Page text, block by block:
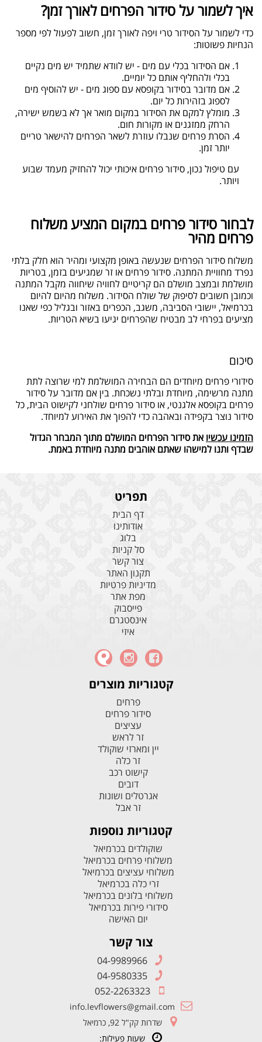
איך לשמור על סידור הפרחים לאורך זמן?
כדי לשמור על הסידור טרי ויפה לאורך זמן, חשוב לפעול לפי מספר
הנחיות פשוטות:
אם הסידור בכלי עם מים - יש לוודא שתמיד יש מים נקיים
בכלי ולהחליף אותם כל יומיים.
אם מדובר בסידור בקופסא עם ספוג מים - יש להוסיף מים
לספוג בזהירות כל יום.
מומלץ למקם את הסידור במקום מואר אך לא בשמש ישירה,
הרחק ממזגנים או מקורות חום.
הסרת פרחים שנבלו עוזרת לשאר הפרחים להישאר טריים
יותר זמן.
עם טיפול נכון, סידור פרחים איכותי יכול להחזיק מעמד שבוע
ויותר.
לבחור סידור פרחים במקום המציע משלוח
פרחים מהיר
משלוח סידור הפרחים שנעשה באופן מקצועי ומהיר הוא חלק בלתי
נפרד מחוויית המתנה. סידור פרחים או זר שמגיעים בזמן, בטריות
מושלמת ובמצב מושלם הם קריטיים לחוויה שיחווה מקבל המתנה
וכמובן חשובים לסיפוק של שולח הסידור. משלוח מהיום להיום
בכרמיאל, יישובי הסביבה, משגב, הכפרים באזור ובגליל כפי שאנו
מציעים בפרחי לב מבטיח שהפרחים יגיעו בשיא הטריות.
סיכום
סידורי פרחים מיוחדים הם הבחירה המושלמת למי שרוצה לתת
מתנה מרשימה, מיוחדת ובלתי נשכחת. בין אם מדובר על סידור
פרחים בקופסא אלגנטי, או סידור פרחים שולחני לקישוט הבית, כל
סידור נוצר בקפידה ובאהבה כדי להפוך את האירוע למיוחד.
הזמינו עכשיו את סידור הפרחים המושלם מתוך המבחר הגדול
שבדף ותנו למישהו שאתם אוהבים מתנה מיוחדת באמת.
תפריט
דף הבית
אודותינו
בלוג
סל קניות
צור קשר
תקנון האתר
מדיניות פרטיות
מפת אתר
פייסבוק
אינסטגרם
איזי
קטגוריות מוצרים
פרחים
סידור פרחים
עציצים
זר לראש
יין ומארזי שוקולד
זר כלה
קישוט רכב
דובים
אגרטלים ושונות
זר אבל
קטגוריות נוספות
שוקולדים בכרמיאל
משלוחי פרחים בכרמיאל
משלוחי עציצים בכרמיאל
זרי כלה בכרמיאל
משלוחי בלונים בכרמיאל
סידורי פירות בכרמיאל
יום האישה
צור קשר
04-9989966
04-9580335
052-2263323
info.levflowers@gmail.com
שדרות קק"ל 92, כרמיאל
שעות פעילות: